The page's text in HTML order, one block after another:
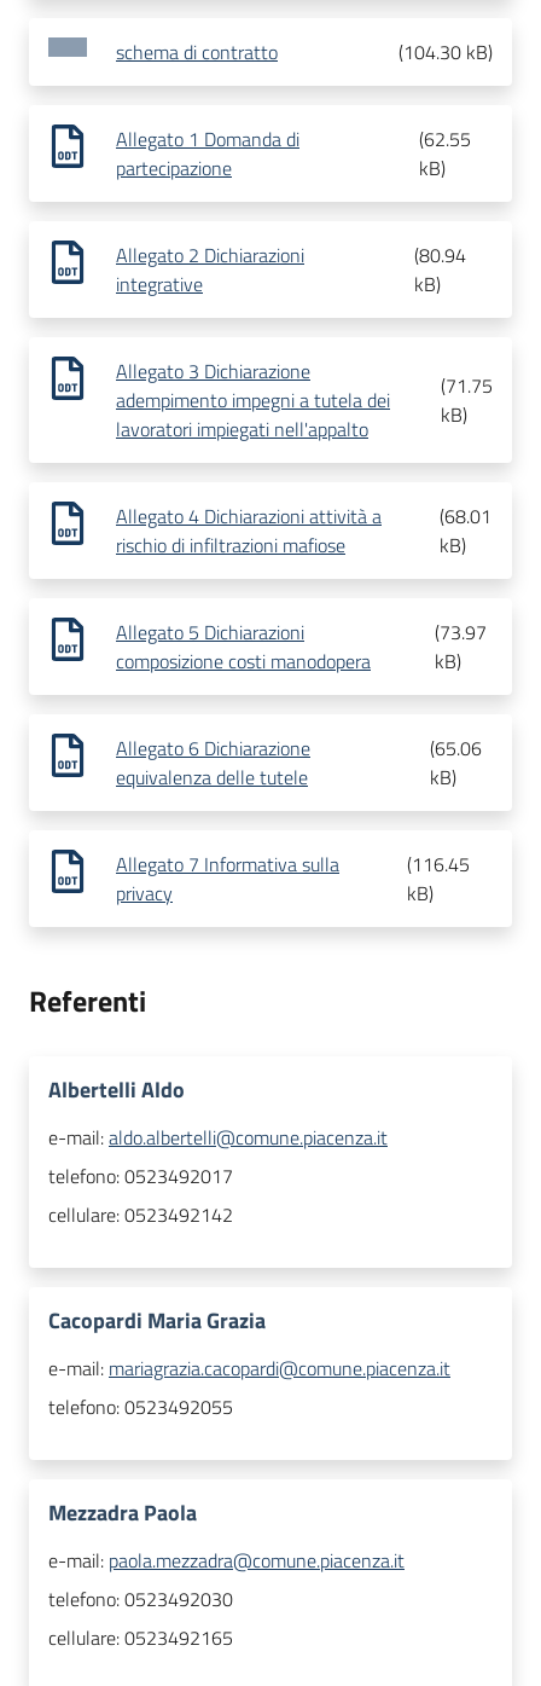
schema di contratto (104.30 kB)
Allegato 1 Domanda di
partecipazione
(62.55
kB)
Allegato 2 Dichiarazioni
integrative
(80.94
kB)
Allegato 3 Dichiarazione
adempimento impegni a tutela dei
lavoratori impiegati nell'appalto
(71.75
kB)
Allegato 4 Dichiarazioni attività a
rischio di infiltrazioni mafiose
(68.01
kB)
Allegato 5 Dichiarazioni
composizione costi manodopera
(73.97
kB)
Allegato 6 Dichiarazione
equivalenza delle tutele
(65.06
kB)
Allegato 7 Informativa sulla
privacy
(116.45
kB)
Referenti
Albertelli Aldo
e-mail:aldo.albertelli@comune.piacenza.it
telefono:0523492017
cellulare:0523492142
Cacopardi Maria Grazia
e-mail: mariagrazia.cacopardi@comune.piacenza.it
telefono:0523492055
Mezzadra Paola
e-mail: paola.mezzadra@comune.piacenza.it
telefono:0523492030
cellulare:0523492165